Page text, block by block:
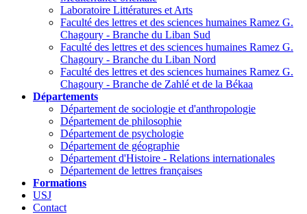
Laboratoire Littératures et Arts
Faculté des lettres et des sciences humaines Ramez G.
Chagoury - Branche du Liban Sud
Faculté des lettres et des sciences humaines Ramez G.
Chagoury - Branche du Liban Nord
Faculté des lettres et des sciences humaines Ramez G.
Chagoury - Branche de Zahlé et de la Békaa
Départements
Département de sociologie et d'anthropologie
Département de philosophie
Département de psychologie
Département de géographie
Département d'Histoire - Relations internationales
Département de lettres françaises
Formations
USJ
Contact